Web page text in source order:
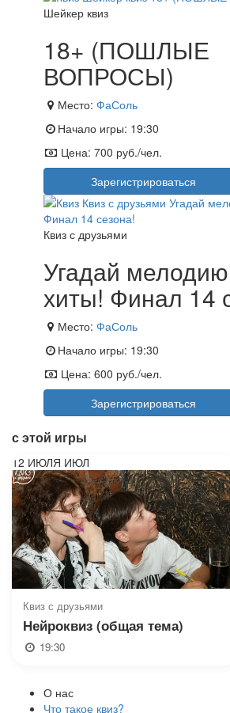
Шейкер квиз
18+ (ПОШЛЫЕ
ВОПРОСЫ)
Место: ФаСоль
Начало игры: 19:30
Цена: 700 руб./чел.
Зарегистрироваться
Квиз с друзьями
Угадай
хиты! Финал 14
Место: ФаСоль
Начало игры: 19:30
Цена: 600 руб./чел.
Зарегистрироваться
с этой игры
12 ИЮЛЯ ИЮЛ
Квиз с друзьями
Нейроквиз (общая тема)
19:30
О нас
Что такое квиз?